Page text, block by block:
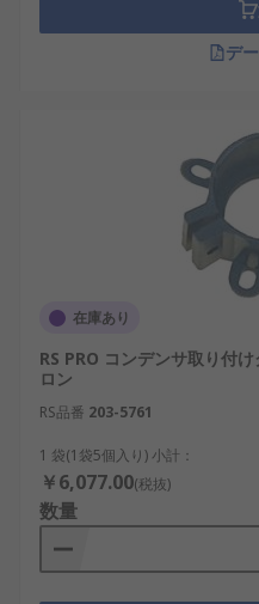
デ
在庫あり
RS PRO コンデンサ取り付
ロン
RS品番 203-5761
1 袋(1袋5個入り) 小計：
￥6,077.00(税抜)
数量